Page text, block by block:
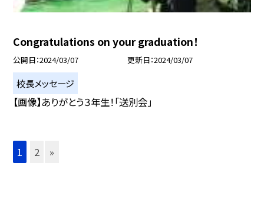
Congratulations on your graduation！
公開日 2024/03/07 更新日 2024/03/07
校長メッセージ
【画像】ありがとう３年生！「送別会」
1 2 »